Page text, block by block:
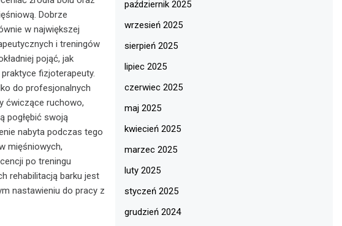
Dobrze
w największej
i treningów
pojąć, jak
fizjoterapeuty.
do profesjonalnych
ćwiczące ruchowo,
pogłębić swoją
nabyta podczas tego
mięśniowych,
po treningu
rehabilitacją barku jest
nastawieniu do pracy z
październik 2025
wrzesień 2025
sierpień 2025
lipiec 2025
czerwiec 2025
maj 2025
kwiecień 2025
marzec 2025
luty 2025
styczeń 2025
grudzień 2024